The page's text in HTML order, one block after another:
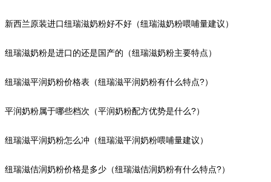
新西兰原装进口纽瑞滋奶粉好不好（纽瑞滋奶粉喂哺量建议）
纽瑞滋奶粉是进口的还是国产的（纽瑞滋奶粉主要特点）
纽瑞滋平润奶粉价格表（纽瑞滋平润奶粉有什么特点?）
平润奶粉属于哪些档次（平润奶粉配方优势是什么?）
纽瑞滋平润奶粉怎么冲（纽瑞滋平润奶粉喂哺量建议）
纽瑞滋佶润奶粉价格是多少（纽瑞滋佶润奶粉有什么特点?）